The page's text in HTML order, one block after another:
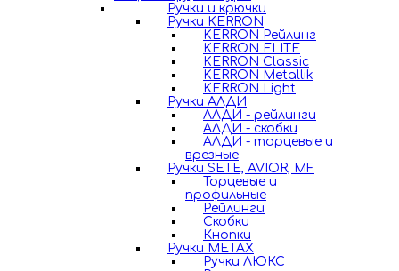
Ручки и крючки
Ручки KERRON
KERRON Рейлинг
KERRON ELITE
KERRON Classic
KERRON Metallik
KERRON Light
Ручки АЛДИ
АЛДИ - рейлинги
АЛДИ - скобки
АЛДИ - торцевые и
врезные
Ручки SETE, AVIOR, MF
Торцевые и
профильные
Рейлинги
Скобки
Кнопки
Ручки METAX
Ручки ЛЮКС